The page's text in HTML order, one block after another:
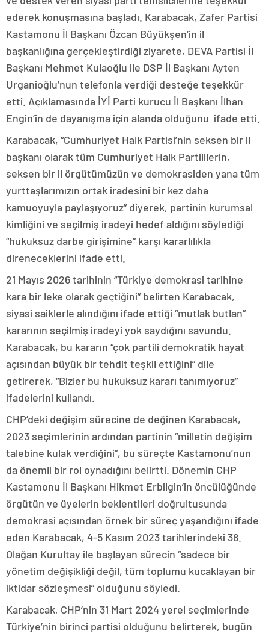
ederek konuşmasına başladı. Karabacak, Zafer Partisi
Kastamonu İl Başkanı Özcan Büyükşen’in il
başkanlığına gerçekleştirdiği ziyarete, DEVA Partisi İl
Başkanı Mehmet Kulaoğlu ile DSP İl Başkanı Ayten
Urganioğlu’nun telefonla verdiği desteğe teşekkür
etti. Açıklamasında İYİ Parti kurucu İl Başkanı İlhan
Engin’in de dayanışma için alanda olduğunu ifade etti.
Karabacak, “Cumhuriyet Halk Partisi’nin seksen bir il
başkanı olarak tüm Cumhuriyet Halk Partililerin,
seksen bir il örgütümüzün ve demokrasiden yana tüm
yurttaşlarımızın ortak iradesini bir kez daha
kamuoyuyla paylaşıyoruz” diyerek, partinin kurumsal
kimliğini ve seçilmiş iradeyi hedef aldığını söylediği
“hukuksuz darbe girişimine” karşı kararlılıkla
direneceklerini ifade etti.
21 Mayıs 2026 tarihinin “Türkiye demokrasi tarihine
kara bir leke olarak geçtiğini” belirten Karabacak,
siyasi saiklerle alındığını ifade ettiği “mutlak butlan”
kararının seçilmiş iradeyi yok saydığını savundu.
Karabacak, bu kararın “çok partili demokratik hayat
açısından büyük bir tehdit teşkil ettiğini” dile
getirerek, “Bizler bu hukuksuz kararı tanımıyoruz”
ifadelerini kullandı.
CHP’deki değişim sürecine de değinen Karabacak,
2023 seçimlerinin ardından partinin “milletin değişim
talebine kulak verdiğini”, bu süreçte Kastamonu’nun
da önemli bir rol oynadığını belirtti. Dönemin CHP
Kastamonu İl Başkanı Hikmet Erbilgin’in öncülüğünde
örgütün ve üyelerin beklentileri doğrultusunda
demokrasi açısından örnek bir süreç yaşandığını ifade
eden Karabacak, 4-5 Kasım 2023 tarihlerindeki 38.
Olağan Kurultay ile başlayan sürecin “sadece bir
yönetim değişikliği değil, tüm toplumu kucaklayan bir
iktidar sözleşmesi” olduğunu söyledi.
Karabacak, CHP’nin 31 Mart 2024 yerel seçimlerinde
Türkiye’nin birinci partisi olduğunu belirterek, bugün